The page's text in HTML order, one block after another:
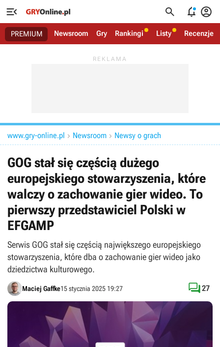
   
PREMIUM Newsroom Gry Rankingi Listy Recenzje
www.gry-online.pl  Newsroom  Newsy o grach
GOG stał się częścią dużego
europejskiego stowarzyszenia, które
walczy o zachowanie gier wideo. To
pierwszy przedstawiciel Polski w
EFGAMP
Serwis GOG stał się częścią największego europejskiego
stowarzyszenia, które dba o zachowanie gier wideo jako
dziedzictwa kulturowego.
Maciej Gaffke15 stycznia 2025 19:27 27